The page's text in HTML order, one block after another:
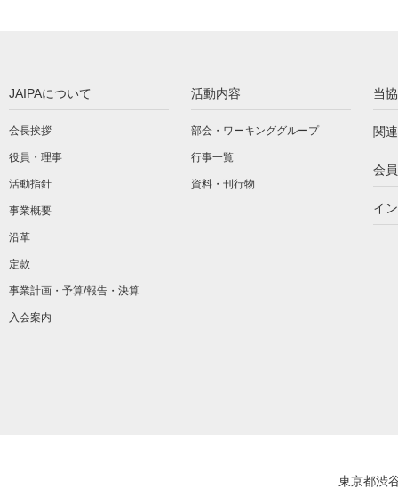
JAIPAについて
会長挨拶
役員・理事
活動指針
事業概要
沿革
定款
事業計画・予算/報告・決算
入会案内
活動内容
部会・ワーキンググループ
行事一覧
資料・刊行物
当
関
会
イ
東京都渋